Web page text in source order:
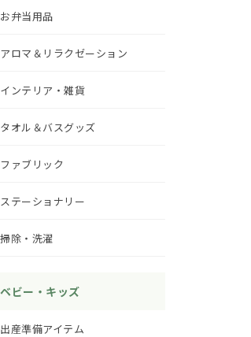
お弁当用品
アロマ＆リラクゼーション
インテリア・雑貨
タオル＆バスグッズ
ファブリック
ステーショナリー
掃除・洗濯
ベビー・キッズ
出産準備アイテム